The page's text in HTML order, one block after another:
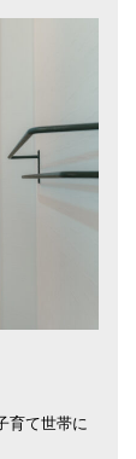
育て世帯に